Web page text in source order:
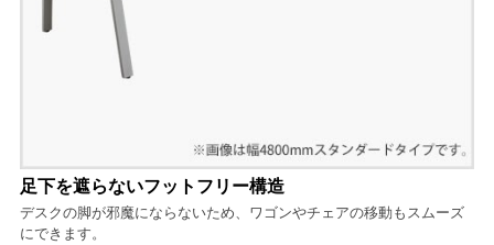
足下を遮らないフットフリー構造
デスクの脚が邪魔にならないため、ワゴンやチェアの移動もスムーズ
にできます。